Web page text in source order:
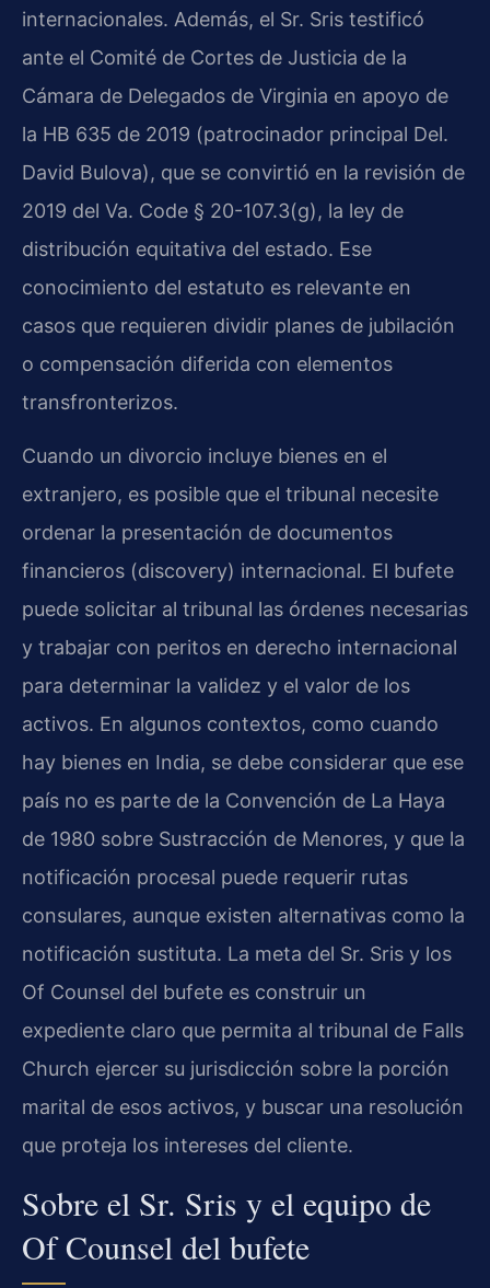
internacionales. Además, el Sr. Sris testificó
ante el Comité de Cortes de Justicia de la
Cámara de Delegados de Virginia en apoyo de
la HB 635 de 2019 (patrocinador principal Del.
David Bulova), que se convirtió en la revisión de
2019 del Va. Code § 20-107.3(g), la ley de
distribución equitativa del estado. Ese
conocimiento del estatuto es relevante en
casos que requieren dividir planes de jubilación
o compensación diferida con elementos
transfronterizos.
Cuando un divorcio incluye bienes en el
extranjero, es posible que el tribunal necesite
ordenar la presentación de documentos
financieros (discovery) internacional. El bufete
puede solicitar al tribunal las órdenes necesarias
y trabajar con peritos en derecho internacional
para determinar la validez y el valor de los
activos. En algunos contextos, como cuando
hay bienes en India, se debe considerar que ese
país no es parte de la Convención de La Haya
de 1980 sobre Sustracción de Menores, y que la
notificación procesal puede requerir rutas
consulares, aunque existen alternativas como la
notificación sustituta. La meta del Sr. Sris y los
Of Counsel del bufete es construir un
expediente claro que permita al tribunal de Falls
Church ejercer su jurisdicción sobre la porción
marital de esos activos, y buscar una resolución
que proteja los intereses del cliente.
Sobre el Sr. Sris y el equipo de
Of Counsel del bufete